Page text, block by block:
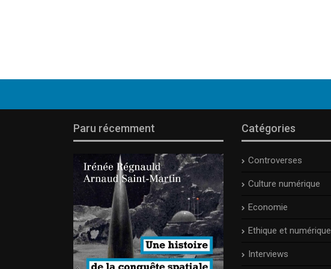
Paru récemment Catégories
Controverses
Culture numérique
Economie
Ethique et numérique
Interviews